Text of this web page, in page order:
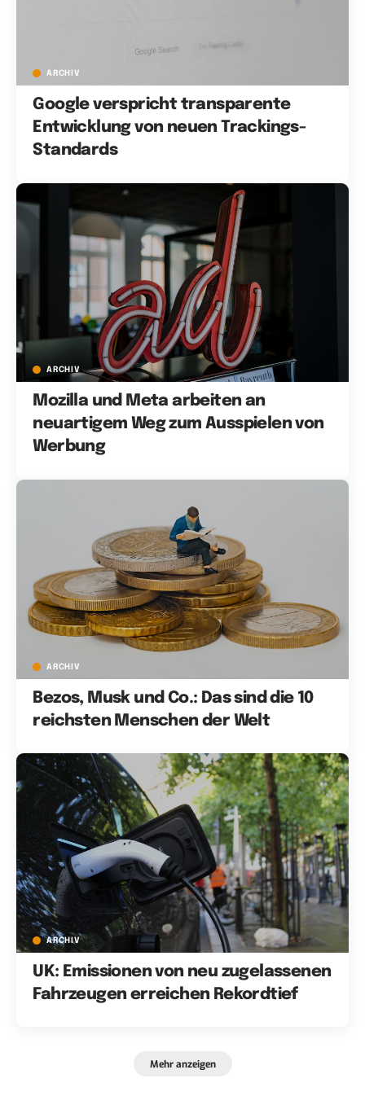
ARCHIV
Google verspricht transparente
Entwicklung von neuen Trackings-
Standards
ARCHIV
Mozilla und Meta arbeiten an
neuartigem Weg zum Ausspielen von
Werbung
ARCHIV
Bezos, Musk und Co.: Das sind die 10
reichsten Menschen der Welt
ARCHIV
UK: Emissionen von neu zugelassenen
Fahrzeugen erreichen Rekordtief
Mehr anzeigen